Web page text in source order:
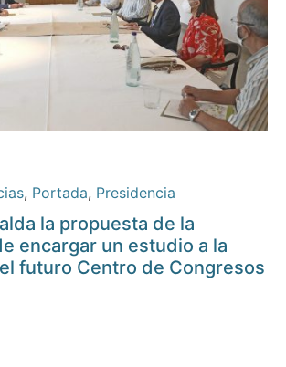
, Portada, Presidencia
la propuesta de la
encargar un estudio a la
futuro Centro de Congresos